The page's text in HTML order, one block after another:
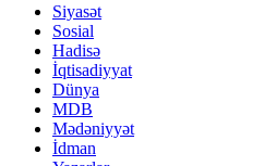
Siyasət
Sosial
Hadisə
İqtisadiyyat
Dünya
MDB
Mədəniyyət
İdman